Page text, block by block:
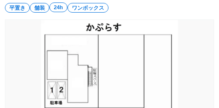
平置き 舗装 24h ワンボックス